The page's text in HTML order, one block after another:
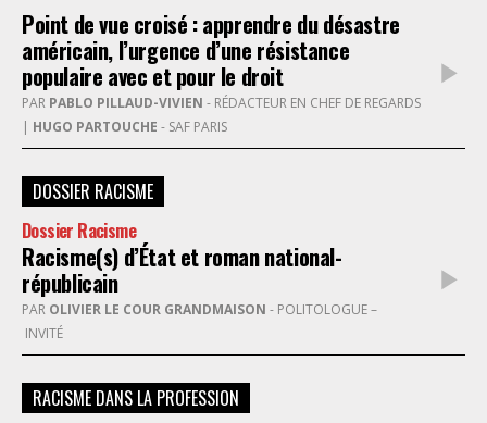
Point de vue croisé : apprendre du désastre
américain, l’urgence d’une résistance
populaire avec et pour le droit
PAR PABLO PILLAUD-VIVIEN - RÉDACTEUR EN CHEF DE REGARDS
| HUGO PARTOUCHE - SAF PARIS
DOSSIER RACISME
Dossier Racisme
Racisme(s) d’État et roman national-
républicain
PAR OLIVIER LE COUR GRANDMAISON
INVITÉ
RACISME DANS LA PROFESSION